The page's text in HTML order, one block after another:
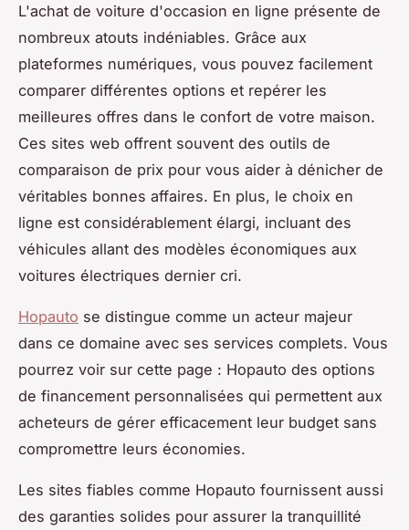
L'achat de voiture d'occasion en ligne présente de
nombreux atouts indéniables. Grâce aux
plateformes numériques, vous pouvez facilement
comparer différentes options et repérer les
meilleures offres dans le confort de votre maison.
Ces sites web offrent souvent des outils de
comparaison de prix pour vous aider à dénicher de
véritables bonnes affaires. En plus, le choix en
ligne est considérablement élargi, incluant des
véhicules allant des modèles économiques aux
voitures électriques dernier cri.
Hopauto se distingue comme un acteur majeur
dans ce domaine avec ses services complets. Vous
pourrez voir sur cette page : Hopauto des options
de financement personnalisées qui permettent aux
acheteurs de gérer efficacement leur budget sans
compromettre leurs économies.
Les sites fiables comme Hopauto fournissent aussi
des garanties solides pour assurer la tranquillité